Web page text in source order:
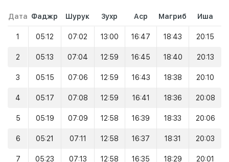
Дата Фаджр Шурук Зухр Аср Магриб Иша
1 05:12 07:02 13:00 16:47 18:43 20:15
2 05:13 07:04 12:59 16:45 18:40 20:13
3 05:15 07:06 12:59 16:43 18:38 20:10
4 05:17 07:08 12:59 16:41 18:36 20:08
5 05:19 07:09 12:58 16:39 18:33 20:06
6 05:21 07:11 12:58 16:37 18:31 20:03
7 05:23 07:13 12:58 16:35 18:29 20:01